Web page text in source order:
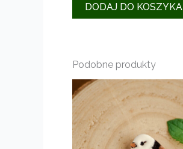
DODAJ DO KOSZYKA
Podobne produkty